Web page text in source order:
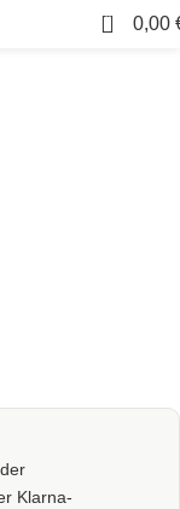
0 0,00
Klarna-